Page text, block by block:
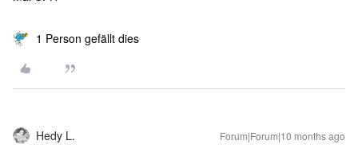
1 Person gefällt dies
Hedy L. Forum|Forum|10 months ago